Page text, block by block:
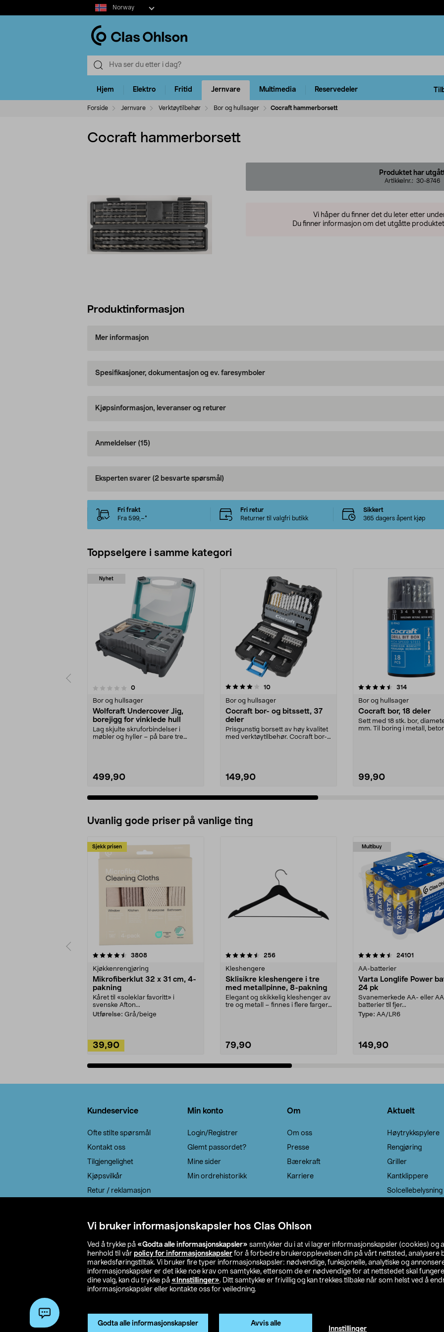
Vi bruker informasjonskapsler hos Clas Ohlson
Ved å trykke på «Godta alle informasjonskapsler» samtykker du i at vi lagrer informasjonskapsler (cookies) og
henhold til vår policy for informasjonskapsler for å forbedre brukeropplevelsen din på vårt nettsted, analysere
markedsføringstiltak. Vi bruker fire typer informasjonskapsler: nødvendige, funksjonelle, analytiske og
informasjonskapsler er det ikke noe krav om samtykke, ettersom de er nødvendige for at nettstedet skal
dine valg, kan du trykke på «Innstillinger». Ditt samtykke er frivillig og kan trekkes tilbake når som helst ved å
informasjonskapsler eller kontakte oss for veiledning.
Godta alle informasjonskapsler Avvis alle
Innstillinger
Select
market
Norway
Hjem Elektro Fritid Jernvare Multimedia Reservedeler
Forside Jernvare Verktøytilbehør Bor og hullsager Cocraft hammerborsett
Cocraft hammerborsett
Produktet har
Artikkelnr.: 30-8746
Vi håper du finner det du leter etter
Du finner informasjon om det utgåtte
Produktinformasjon
Mer informasjon
Spesifikasjoner, dokumentasjon og ev. faresymboler
Kjøpsinformasjon, leveranser og returer
Anmeldelser (15)
Eksperten svarer (2 besvarte spørsmål)
Fri frakt
Fra 599,–*
Fri retur
Returner til valgfri butikk
Sikkert
365 dagers åpent kjøp
Toppselgere i samme kategori
Nyhet
0anmeldelser
Bor og hullsager
Wolfcraft Undercover Jig,
borejigg for vinklede hull
Lag skjulte skruforbindelser i
møbler og hyller – på bare tre
499,90
4.0 av 5 stjerner 10anmeldelser
Bor og hullsager
Cocraft bor- og bitssett, 37
deler
Prisgunstig borsett av høy kvalitet
med verktøytilbehør. Cocraft bor-
149,90
4.5 av 5 stjerner 314anmeldelser
Bor og hullsager
Cocraft bor, 18 deler
Sett med 18 stk. bor,
mm. Til boring i metall,
99,90
0.0 av 5 stjerner
Uvanlig gode priser på vanlige ting
Sjekk prisen
3808anmeldelser
Kjøkkenrengjøring
Mikrofiberklut 32 x 31 cm, 4-
pakning
Kåret til «soleklar favoritt» i
svenske Afton...
Utførelse: Grå/beige
39,90
4.5av 5 stjerner 256anmeldelser
Kleshengere
Sklisikre kleshengere i tre
med metallpinne, 8-pakning
Elegant og skikkelig kleshenger av
tre og metall – finnes i flere farger.
79,90
Multibuy
4.5av 5 stjerner 24101
AA-batterier
Varta Longlife Power
24 pk
Svanemerkede AA- eller
batterier til fjer...
Type: AA/LR6
149,90
4.5av 5 stjerner
Kundeservice
Ofte stilte spørsmål
Kontakt oss
Tilgjengelighet
Kjøpsvilkår
Retur / reklamasjon
Min konto
Login/Registrer
Glemt passordet?
Mine sider
Min ordrehistorikk
Om
Om oss
Presse
Bærekraft
Karriere
Aktuelt
Høytrykkspylere
Rengjøring
Griller
Kantklippere
Solcellebelysning